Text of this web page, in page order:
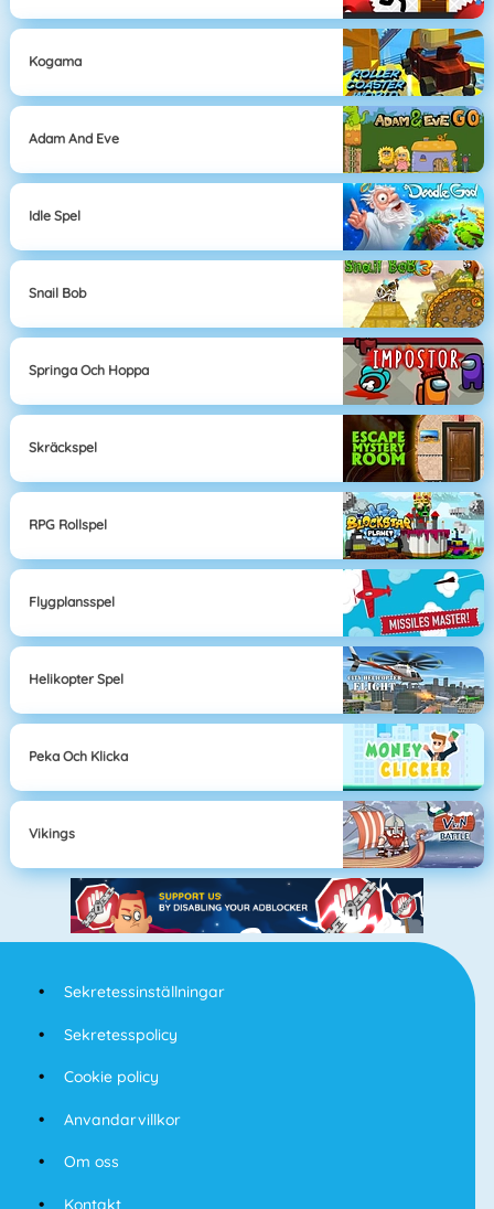
Kogama
Adam And Eve
Idle Spel
Snail Bob
Springa Och Hoppa
Skräckspel
RPG Rollspel
Flygplansspel
Helikopter Spel
Peka Och Klicka
Vikings
Sekretessinställningar
Sekretesspolicy
Cookie policy
Anvandarvillkor
Om oss
Kontakt